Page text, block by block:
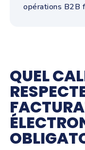
opérations B2B
QUEL